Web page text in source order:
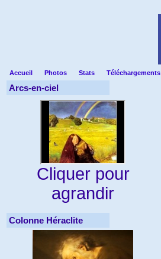
Accueil Photos Stats Téléchargements
Arcs-en-ciel
Cliquer pour
agrandir
Colonne Héraclite